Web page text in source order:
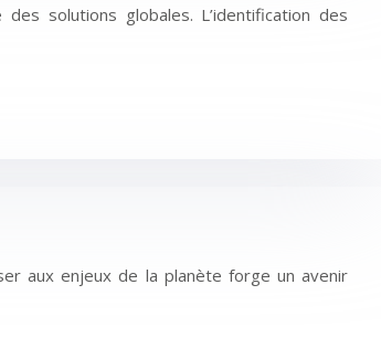
solutions globales. L’identification des
aux enjeux de la planète forge un avenir